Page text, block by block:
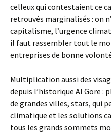
celleux qui contestaient ce
retrouvés marginalisés : on
capitalisme, l’urgence
il faut rassembler tout le
entreprises de bonne
Multiplication aussi des
depuis l’historique Al Gore :
de grandes villes, stars, qui
climatique et les solutions
tous les grands sommets